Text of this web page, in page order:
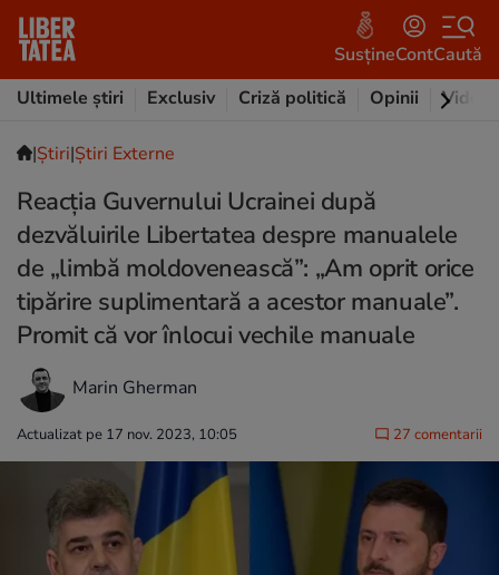
SusțineContCaută
Ultimele știri
Exclusiv Criză politică Opinii Video
|Ştiri|Știri Externe
Reacția Guvernului Ucrainei după
dezvăluirile Libertatea despre manualele
de „limbă moldovenească”: „Am oprit orice
tipărire suplimentară a acestor manuale”.
Promit că vor înlocui vechile manuale
Marin Gherman
Actualizat pe 17 nov. 2023, 10:05 27 comentarii